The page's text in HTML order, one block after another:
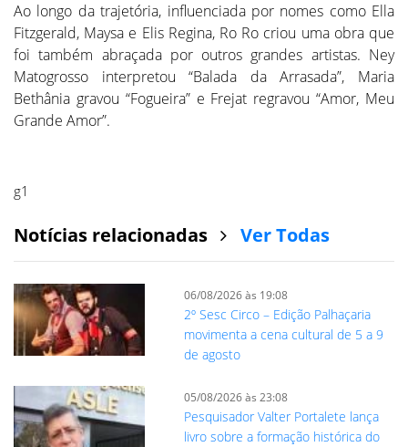
Ao longo da trajetória, influenciada por nomes como Ella
Fitzgerald, Maysa e Elis Regina, Ro Ro criou uma obra que
foi também abraçada por outros grandes artistas. Ney
Matogrosso interpretou “Balada da Arrasada”, Maria
Bethânia gravou “Fogueira” e Frejat regravou “Amor, Meu
Grande Amor”.
g1
Notícias relacionadas Ver Todas
06/08/2026 às 19:08
2º Sesc Circo – Edição Palhaçaria
movimenta a cena cultural de 5 a 9
de agosto
05/08/2026 às 23:08
Pesquisador Valter Portalete lança
livro sobre a formação histórica do